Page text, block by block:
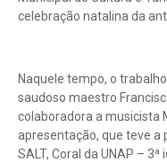
celebração natalina da
Naquele tempo, o
saudoso maestro
colaboradora a musicista
apresentação, que teve a
SALT, Coral da UNAP –